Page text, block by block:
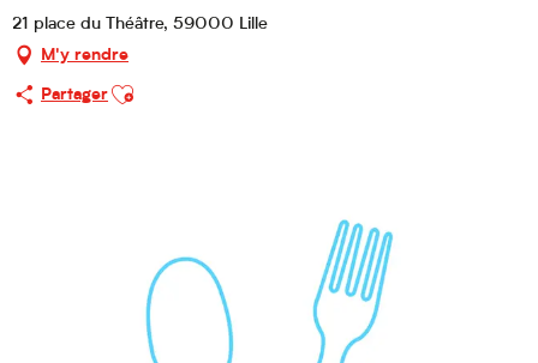
21 place du Théâtre, 59000 Lille
M'y rendre
Partager
Ajouter aux favoris